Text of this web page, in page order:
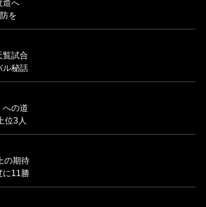
造へ
を
覧試合
ル秘話
への道
位3人
の期待
に11勝